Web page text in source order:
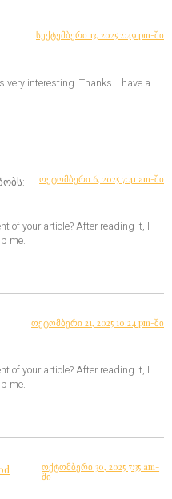
სექტემბერი 13, 2025 2:49 pm-ში
very interesting. Thanks. I have a
ოქტომბერი 6, 2025 7:41 am-ში
of your article? After reading it, I
me.
ოქტომბერი 21, 2025 10:24 pm-ში
of your article? After reading it, I
me.
ოქტომბერი 30, 2025 7:35 am-
ში